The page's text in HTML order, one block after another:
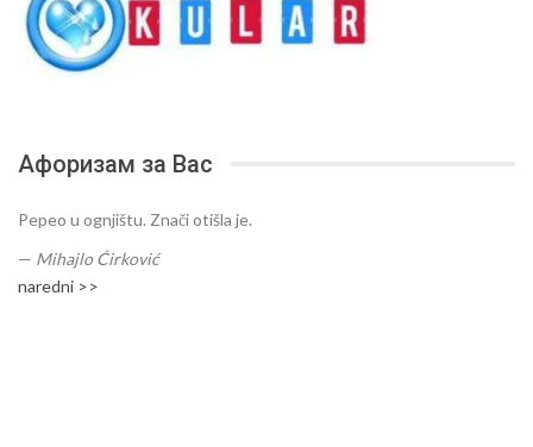
Афоризам за Вас
Pepeo u ognjištu. Znači otišla je.
— Mihajlo Ćirković
naredni >>